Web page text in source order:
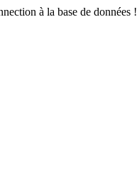
à la base de données !